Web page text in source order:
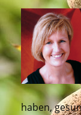
haben,